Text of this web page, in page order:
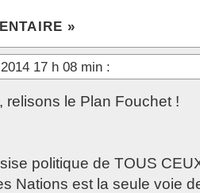
»
17 h 08 min :
relisons le Plan Fouchet !
politique de TOUS
Nations est la seule voie